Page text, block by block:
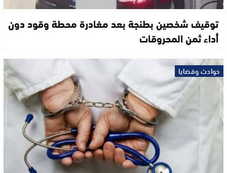
توقيف شخصين بطنجة بعد مغادرة محطة وقود دون
أداء ثمن المحروقات
حوادث وقضايا